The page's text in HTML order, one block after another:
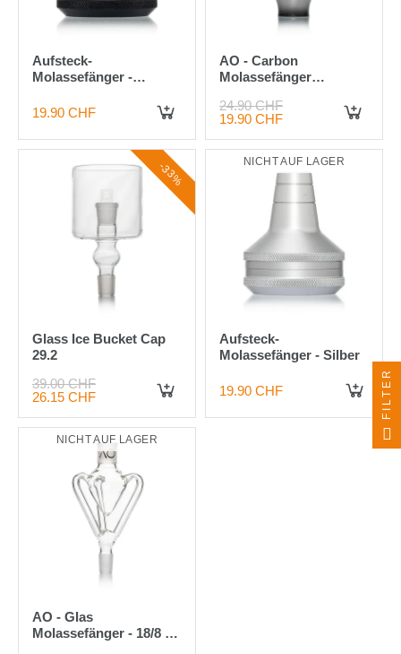
Aufsteck-
Molassefänger -
19.90 CHF
AO - Carbon
Molassefänger
Anthrazit
24.90 CHF
19.90 CHF
-33%
Glass Ice Bucket Cap
29.2
39.00 CHF
26.15 CHF
NICHT AUF LAGER
Aufsteck-
Molassefänger - Silber
19.90 CHF
NICHT AUF LAGER
AO - Glas
Molassefänger - 18/8 3-
FILTER